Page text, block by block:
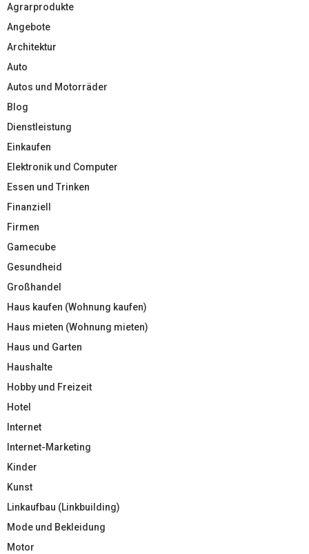
Agrarprodukte
Angebote
Architektur
Auto
Autos und Motorräder
Blog
Dienstleistung
Einkaufen
Elektronik und Computer
Essen und Trinken
Finanziell
Firmen
Gamecube
Gesundheid
Großhandel
Haus kaufen (Wohnung kaufen)
Haus mieten (Wohnung mieten)
Haus und Garten
Haushalte
Hobby und Freizeit
Hotel
Internet
Internet-Marketing
Kinder
Kunst
Linkaufbau (Linkbuilding)
Mode und Bekleidung
Motor